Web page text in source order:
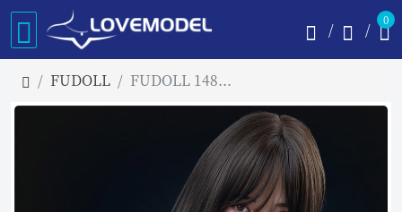
0
FUDOLL FUDOLL 148cm Dカップ #7頭部 高級シリコン頭部+TPE材質ボディ ラブドール